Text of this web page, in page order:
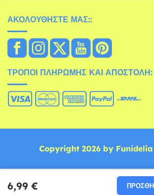
6,99 €
ΑΚΟΛΟΥΘΉΣΤΕ ΜΑΣ::
ΤΡΌΠΟΙ ΠΛΗΡΩΜΉΣ ΚΑΙ ΑΠΟΣΤΟΛΉ:
Copyright 2026 by Funidelia